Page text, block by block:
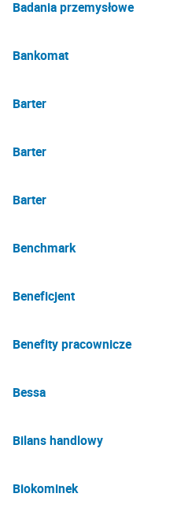
Badania przemysłowe
Bankomat
Barter
Barter
Barter
Benchmark
Beneficjent
Benefity pracownicze
Bessa
Bilans handlowy
Biokominek